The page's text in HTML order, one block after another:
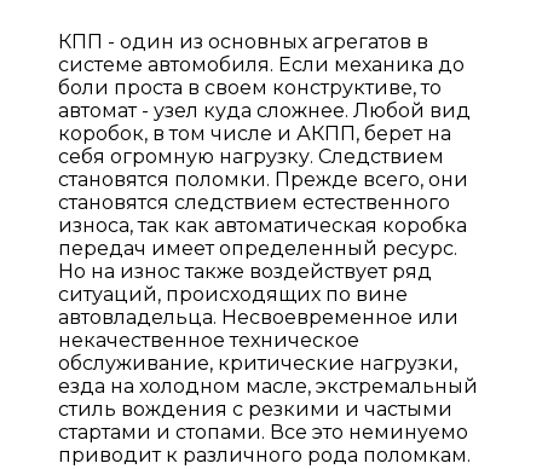
КПП - один из основных агрегатов в
системе автомобиля. Если механика до
боли проста в своем конструктиве, то
автомат - узел куда сложнее. Любой вид
коробок, в том числе и АКПП, берет на
себя огромную нагрузку. Следствием
становятся поломки. Прежде всего, они
становятся следствием естественного
износа, так как автоматическая коробка
передач имеет определенный ресурс.
Но на износ также воздействует ряд
ситуаций, происходящих по вине
автовладельца. Несвоевременное или
некачественное техническое
обслуживание, критические нагрузки,
езда на холодном масле, экстремальный
стиль вождения с резкими и частыми
стартами и стопами. Все это неминуемо
приводит к различного рода поломкам.